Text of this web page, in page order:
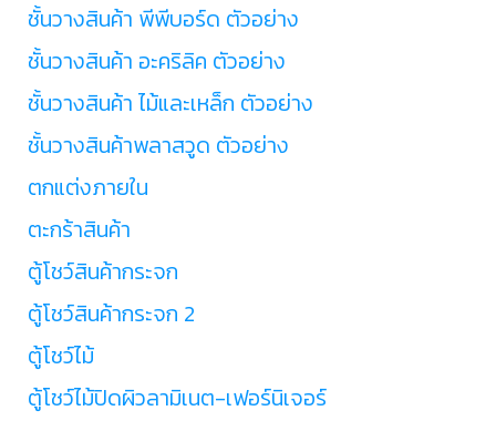
ชั้นวางสินค้า พีพีบอร์ด ตัวอย่าง
ชั้นวางสินค้า อะคริลิค ตัวอย่าง
ชั้นวางสินค้า ไม้และเหล็ก ตัวอย่าง
ชั้นวางสินค้าพลาสวูด ตัวอย่าง
ตกแต่งภายใน
ตะกร้าสินค้า
ตู้โชว์สินค้ากระจก
ตู้โชว์สินค้ากระจก 2
ตู้โชว์ไม้
ตู้โชว์ไม้ปิดผิวลามิเนต-เฟอร์นิเจอร์